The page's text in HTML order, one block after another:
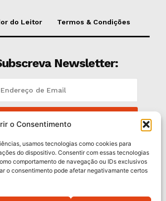
o Consentimento
usamos tecnologias como cookies para
do dispositivo. Consentir com essas tecnologias
comportamento de navegação ou IDs exclusivos
o consentimento pode afetar negativamante certos
do Leitor Termos & Condições
Newsletter:
Li e aceito aPolítica de Privacidade .